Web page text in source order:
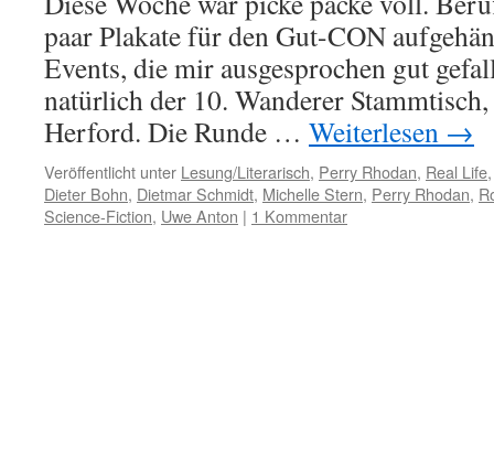
paar Plakate für den Gut-CON
Events, die mir ausgesprochen gut
natürlich der 10. Wanderer
Herford. Die Runde … Weiterlesen →
Veröffentlicht unter Lesung/Literarisch, Perry Rhodan, Real Life
Dieter Bohn, Dietmar Schmidt, Michelle Stern, Perry Rhodan,
Science-Fiction, Uwe Anton | 1 Kommentar